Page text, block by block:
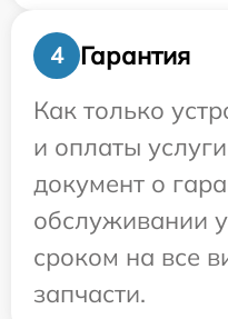
4
Гарантия
Как только
и оплаты
документ о
обслуживании
сроком на все
запчасти.